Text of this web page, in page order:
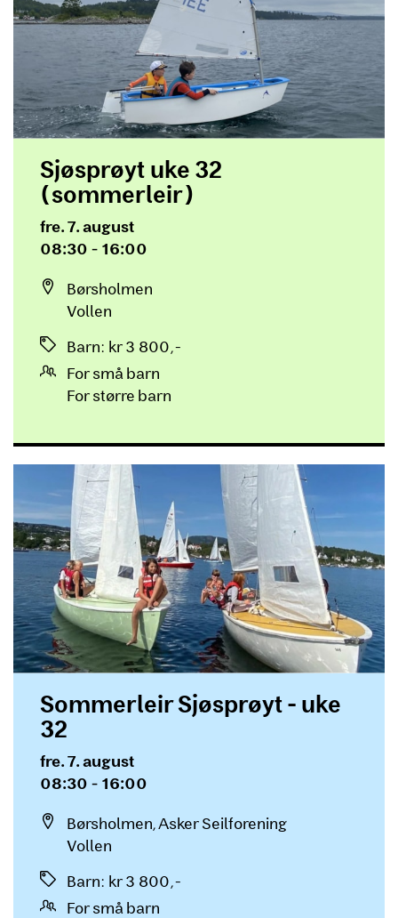
Sjøsprøyt uke 32
(sommerleir)
fre. 7. august
08:30 - 16:00
Børsholmen
Vollen
Barn: kr 3 800,-
For små barn
For større barn
Sommerleir Sjøsprøyt - uke
32
fre. 7. august
08:30 - 16:00
Børsholmen, Asker Seilforening
Vollen
Barn: kr 3 800,-
For små barn